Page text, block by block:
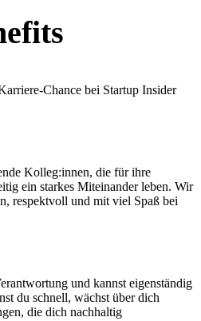
Chance bei Startup Insider
Kolleg:innen, die für ihre
ein starkes Miteinander leben. Wir
respektvoll und mit viel Spaß bei
und kannst eigenständig
du schnell, wächst über dich
die dich nachhaltig